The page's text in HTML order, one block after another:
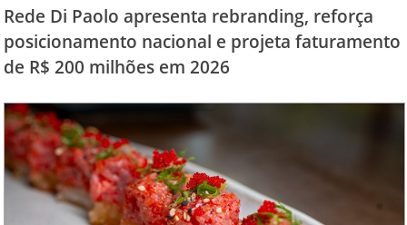
Rede Di Paolo apresenta rebranding, reforça
posicionamento nacional e projeta faturamento
de R$ 200 milhões em 2026